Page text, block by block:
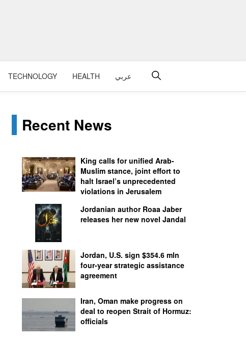
TECHNOLOGY HEALTH عربي
Recent News
King calls for unified Arab-
Muslim stance, joint effort to
halt Israel’s unprecedented
violations in Jerusalem
Jordanian author Roaa Jaber
releases her new novel Jandal
Jordan, U.S. sign $354.6 mln
four-year strategic assistance
agreement
Iran, Oman make progress on
deal to reopen Strait of Hormuz:
officials